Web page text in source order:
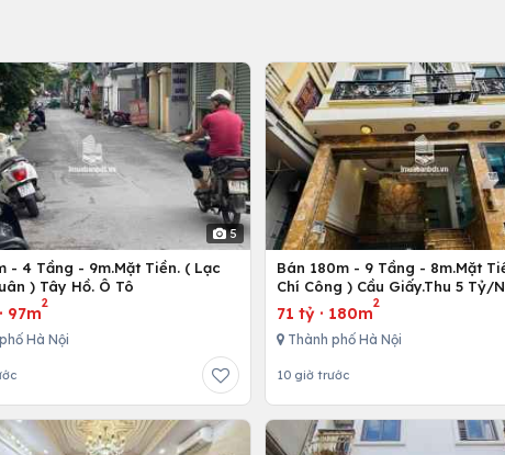
5
- 4 Tầng - 9m.Mặt Tiền. ( Lạc
) Tây Hồ. Ô Tô
· 97m
2
Hà Nội
Bán 180m - 9 Tầng - 8m.Mặt
Chí Công ) Cầu Giấy.Thu 5 Tỷ/
71 tỷ· 180m
2
Thành phố Hà Nội
10 giờ trước